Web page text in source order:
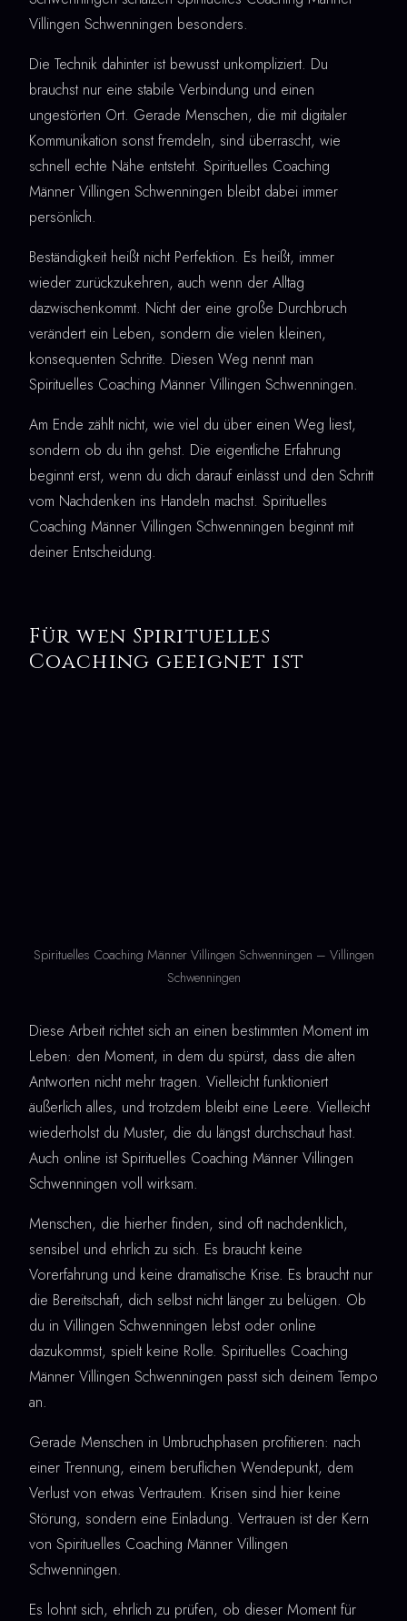
Villingen Schwenningen besonders.
Die Technik dahinter ist bewusst unkompliziert. Du
brauchst nur eine stabile Verbindung und einen
ungestörten Ort. Gerade Menschen, die mit digitaler
Kommunikation sonst fremdeln, sind überrascht, wie
schnell echte Nähe entsteht. Spirituelles Coaching
Männer Villingen Schwenningen bleibt dabei immer
persönlich.
Beständigkeit heißt nicht Perfektion. Es heißt, immer
wieder zurückzukehren, auch wenn der Alltag
dazwischenkommt. Nicht der eine große Durchbruch
verändert ein Leben, sondern die vielen kleinen,
konsequenten Schritte. Diesen Weg nennt man
Spirituelles Coaching Männer Villingen Schwenningen.
Am Ende zählt nicht, wie viel du über einen Weg liest,
sondern ob du ihn gehst. Die eigentliche Erfahrung
beginnt erst, wenn du dich darauf einlässt und den Schritt
vom Nachdenken ins Handeln machst. Spirituelles
Coaching Männer Villingen Schwenningen beginnt mit
deiner Entscheidung.
Für wen Spirituelles
Coaching geeignet ist
Spirituelles Coaching Männer Villingen Schwenningen – Villingen
Schwenningen
Diese Arbeit richtet sich an einen bestimmten Moment im
Leben: den Moment, in dem du spürst, dass die alten
Antworten nicht mehr tragen. Vielleicht funktioniert
äußerlich alles, und trotzdem bleibt eine Leere. Vielleicht
wiederholst du Muster, die du längst durchschaut hast.
Auch online ist Spirituelles Coaching Männer Villingen
Schwenningen voll wirksam.
Menschen, die hierher finden, sind oft nachdenklich,
sensibel und ehrlich zu sich. Es braucht keine
Vorerfahrung und keine dramatische Krise. Es braucht nur
die Bereitschaft, dich selbst nicht länger zu belügen. Ob
du in Villingen Schwenningen lebst oder online
dazukommst, spielt keine Rolle. Spirituelles Coaching
Männer Villingen Schwenningen passt sich deinem Tempo
an.
Gerade Menschen in Umbruchphasen profitieren: nach
einer Trennung, einem beruflichen Wendepunkt, dem
Verlust von etwas Vertrautem. Krisen sind hier keine
Störung, sondern eine Einladung. Vertrauen ist der Kern
von Spirituelles Coaching Männer Villingen
Schwenningen.
Es lohnt sich, ehrlich zu prüfen, ob dieser Moment für